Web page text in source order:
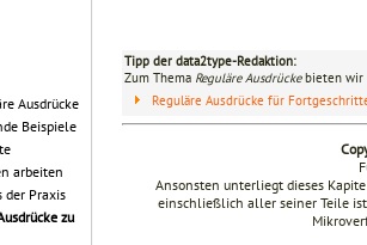
Ausdrücke
Beispiele
arbeiten
der Praxis
zu
Tipp der data2type-Redaktion:
Zum Thema Reguläre Ausdrückebieten wir
Reguläre Ausdrücke für
Ansonsten unterliegt dieses
einschließlich aller seiner Teile